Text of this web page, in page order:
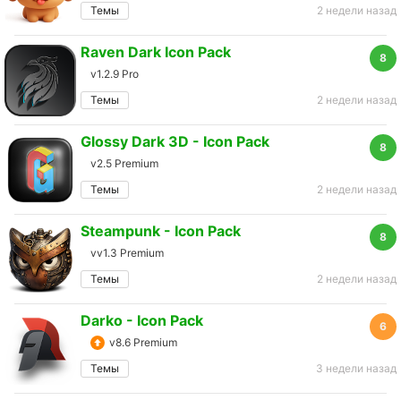
Темы
2 недели назад
8
Raven Dark Icon Pack
v1.2.9 Pro
Темы
2 недели назад
8
Glossy Dark 3D - Icon Pack
v2.5 Premium
Темы
2 недели назад
8
Steampunk - Icon Pack
vv1.3 Premium
Темы
2 недели назад
6
Darko - Icon Pack
v8.6 Premium
Темы
3 недели назад